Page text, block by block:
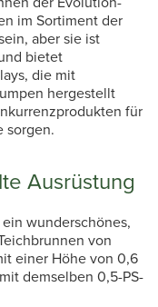
im Sortiment der
aber sie ist
bietet
die mit
hergestellt
für
sorgen.
Ausrüstung
wunderschönes,
von
einer Höhe von 0,6
demselben 0,5-PS-